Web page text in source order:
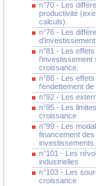
n°70 - Les
productivité
calculs).
n°76 - Les
d'investissement
n°81 - Les effets
l'investissement
croissance.
n°88 - Les
l'endettement de
n°92 - Les
n°95 - Les
croissance
n°99 - Les
financement des
investissements.
n°101 - Les
industrielles
n°103 - Les
croissance